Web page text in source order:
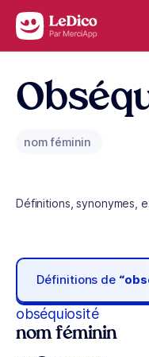
Aller au contenu
nom féminin
Définitions, synonymes,
Définitions de
obséquiosité
nom féminin